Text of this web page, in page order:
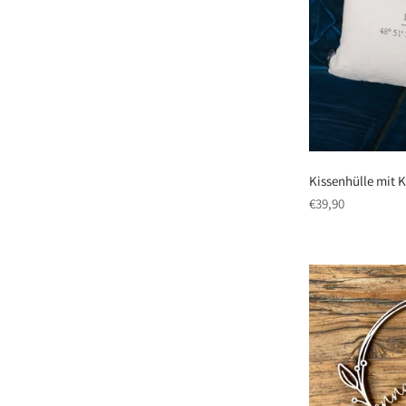
Kissenhülle mit
regulärer
€39,90